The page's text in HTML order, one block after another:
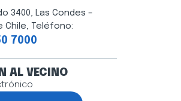
3400, Las Condes –
Chile, Teléfono:
7000
AL VECINO